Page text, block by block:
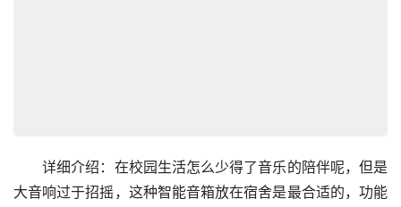
详细介绍：在校园生活怎么少得了音乐的陪伴呢，但是
大音响过于招摇，这种智能音箱放在宿舍是最合适的，功能